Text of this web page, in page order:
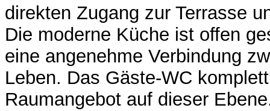
direkten Zugang zur Terrasse
Die moderne Küche ist offen
eine angenehme Verbindung
Leben. Das Gäste-WC
Raumangebot auf dieser